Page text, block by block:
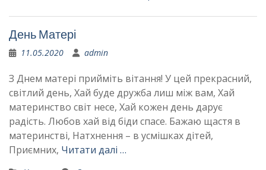
День Матері
11.05.2020 admin
З Днем матері прийміть вітання! У цей прекрасний,
світлий день, Хай буде дружба лиш між вам, Хай
материнство світ несе, Хай кожен день дарує
радість. Любов хай від біди спасе. Бажаю щастя в
материнстві, Натхнення – в усмішках дітей,
Приємних, Читати далі …